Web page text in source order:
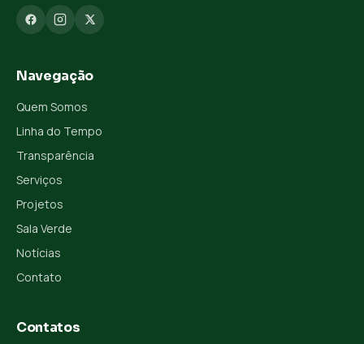
Navegação
Quem Somos
Linha do Tempo
Transparência
Serviços
Projetos
Sala Verde
Notícias
Contato
Contatos